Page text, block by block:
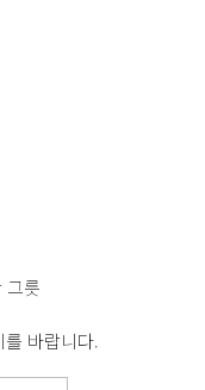
그릇
바랍니다.